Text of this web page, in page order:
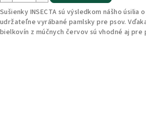
Sušienky INSECTA sú výsledkom nášho úsilia
udržateľne vyrábané pamlsky pre psov.
bielkovín z múčnych červov sú vhodné aj pre